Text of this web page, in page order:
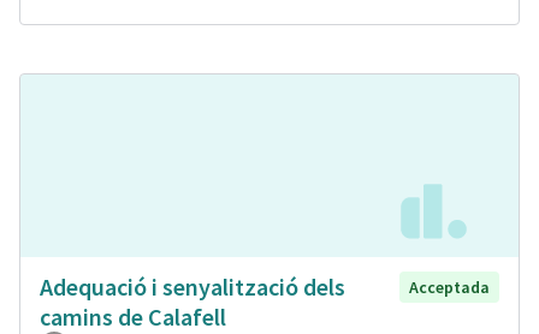
Adequació i senyalització dels
camins de Calafell
Acceptada